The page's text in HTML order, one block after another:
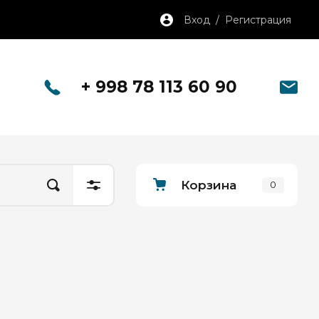
Вход / Регистрация
+ 998 78 113 60 90
Корзина 0